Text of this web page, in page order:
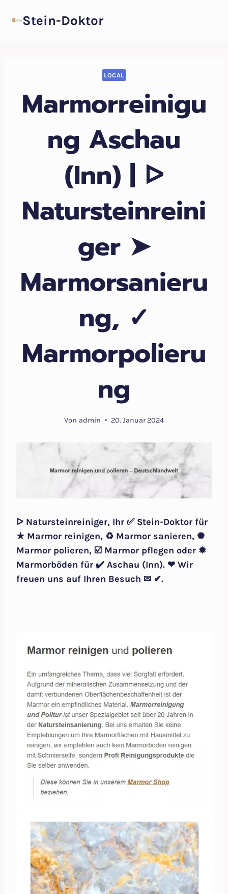
InhaltStein-Doktor
LOCAL
Marmorreinigu
ng Aschau
(Inn) | ᐅ
Natursteinreini
ger ➤
Marmorsanieru
ng, ✓
Marmorpolieru
ng
Von admin 20. Januar 2024
ᐅ Natursteinreiniger, Ihr ✅ Stein-Doktor für
★ Marmor reinigen, ♻ Marmor sanieren, ✺
Marmor polieren, ☑️ Marmor pflegen oder ✹
Marmorböden für ✔️ Aschau (Inn). ❤ Wir
freuen uns auf Ihren Besuch ✉ ✔.